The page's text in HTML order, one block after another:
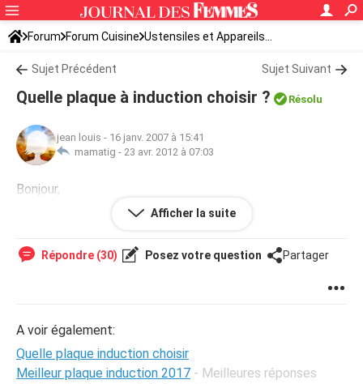
Forum Forum Cuisine Ustensiles et Appareils...
Sujet Précédent Sujet Suivant
Quelle plaque à induction choisir ? Résolu
jean louis - 16 janv. 2007 à 15:41
mamatig - 23 avr. 2012 à 07:03
Bonjour,
Quelle est, pour vous, la meilleure plaque à induction sur le
marché ? Merci de vos conseils.
Afficher la suite
Répondre (30) Posez votre question Partager
A voir également:
Quelle plaque induction choisir
Meilleur plaque induction 2017 - Meilleures réponses